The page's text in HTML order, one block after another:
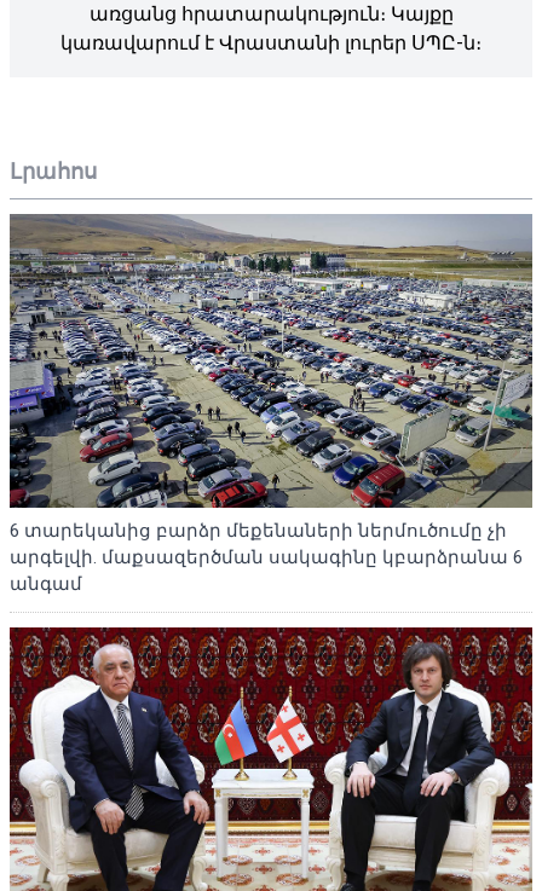
Լրահոս
6 տարեկանից բարձր մեքենաների ներմուծումը չի
արգելվի. մաքսազերծման սակագինը կբարձրանա 6
անգամ
առցանց հրատարակություն։ Կայքը
կառավարում է Վրաստանի լուրեր ՍՊԸ-ն։